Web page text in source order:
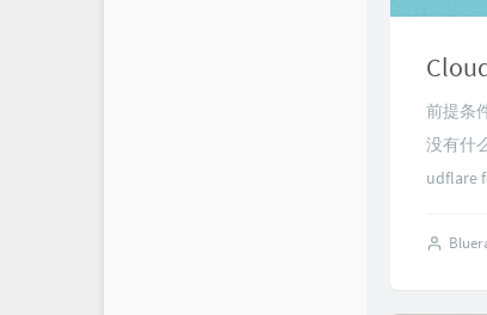
前提条
没有什
udflare